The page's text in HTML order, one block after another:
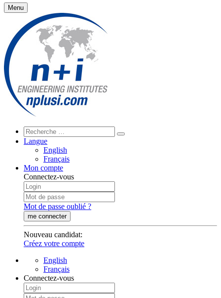
Menu
Langue
English
Français
Mon compte
Connectez-vous
Mot de passe oublié ?
me connecter
Nouveau candidat:
Créez votre compte
English
Français
Connectez-vous